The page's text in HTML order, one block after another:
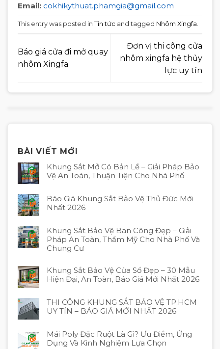
Email: cokhikythuat.phamgia@gmail.com
This entry was posted in Tin tức and tagged Nhôm Xingfa
Báo giá cửa đi mở quay
nhôm Xingfa
Đơn vị thi công cửa
nhôm xingfa hệ thủy
lực uy tín
BÀI VIẾT MỚI
Khung Sắt Mở Có Bản Lề – Giải Pháp Bảo
Vệ An Toàn, Thuận Tiện Cho Nhà Phố
Báo Giá Khung Sắt Bảo Vệ Thủ Đức Mới
Nhất 2026
Khung Sắt Bảo Vệ Ban Công Đẹp – Giải
Pháp An Toàn, Thẩm Mỹ Cho Nhà Phố Và
Chung Cư
Khung Sắt Bảo Vệ Cửa Sổ Đẹp – 30 Mẫu
Hiện Đại, An Toàn, Báo Giá Mới Nhất 2026
THI CÔNG KHUNG SẮT BẢO VỆ TP.HCM
UY TÍN – BÁO GIÁ MỚI NHẤT 2026
Mái Poly Đặc Ruột Là Gì? Ưu Điểm, Ứng
Dụng Và Kinh Nghiệm Lựa Chọn